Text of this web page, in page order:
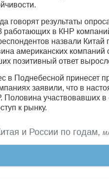
говорят результаты
работающих в КНР
назвали
американских
позитивный ответ
в Поднебесной принесет
заявили, что в
Половина участвовавших
к рынку.
и России по годам,